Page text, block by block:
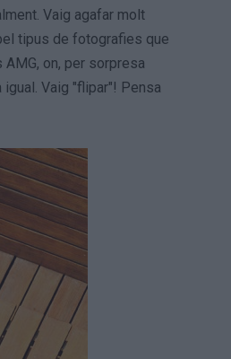
Vaig agafar molt
tipus de fotografies que
on, per sorpresa
Vaig "flipar"! Pensa